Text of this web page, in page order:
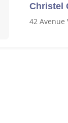
Christel
42 Avenue